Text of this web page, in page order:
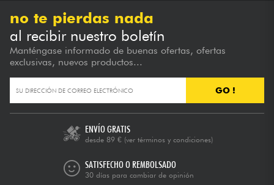
no te pierdas nada
al recibir nuestro boletín
Manténgase informado de buenas ofertas, ofertas
exclusivas, nuevos productos...
GO !
ENVÍO GRATIS
desde 89 € (ver términos y condiciones)
SATISFECHO O REMBOLSADO
30 días para cambiar de opinión